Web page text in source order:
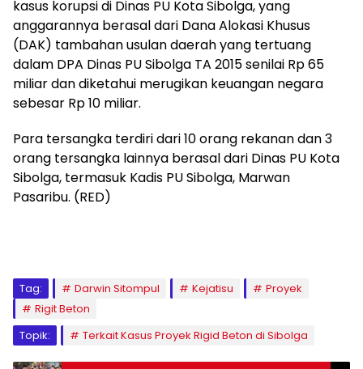
kasus korupsi di Dinas PU Kota Sibolga, yang
anggarannya berasal dari Dana Alokasi Khusus
(DAK) tambahan usulan daerah yang tertuang
dalam DPA Dinas PU Sibolga TA 2015 senilai Rp 65
miliar dan diketahui merugikan keuangan negara
sebesar Rp 10 miliar.
Para tersangka terdiri dari 10 orang rekanan dan 3
orang tersangka lainnya berasal dari Dinas PU Kota
Sibolga, termasuk ‎Kadis PU Sibolga, Marwan
Pasaribu. (RED)
Tag: Darwin Sitompul Kejatisu
Proyek
Rigit Beton
Topik:
Terkait Kasus Proyek Rigid Beton di Sibolga